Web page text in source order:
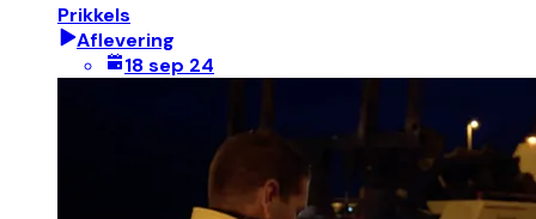
Prikkels
Aflevering
18 sep 24